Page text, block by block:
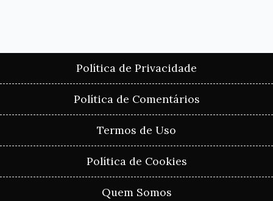
Política de Privacidade
Política de Comentários
Termos de Uso
Política de Cookies
Quem Somos